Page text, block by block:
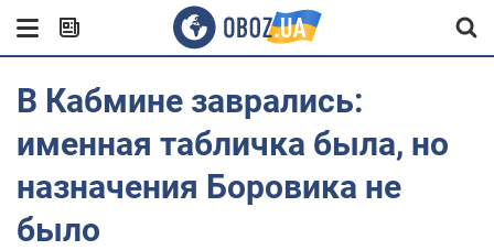
В Кабмине заврались:
именная табличка была, но
назначения Боровика не
было